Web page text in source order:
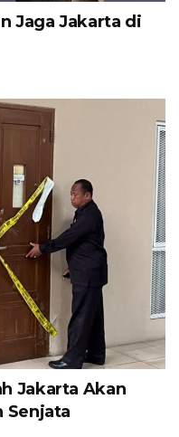
Jaga Jakarta di
Jakarta Akan
Senjata